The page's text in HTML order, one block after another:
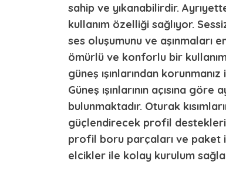
sahip ve yıkanabilirdir.
kullanım özelliği sağlıyor.
ses oluşumunu ve aşınmaları
ömürlü ve konforlu bir
güneş ışınlarından
Güneş ışınlarının açısına göre
bulunmaktadır. Oturak
güçlendirecek profil destekleri
profil boru parçaları ve paket
elcikler ile kolay kurulum